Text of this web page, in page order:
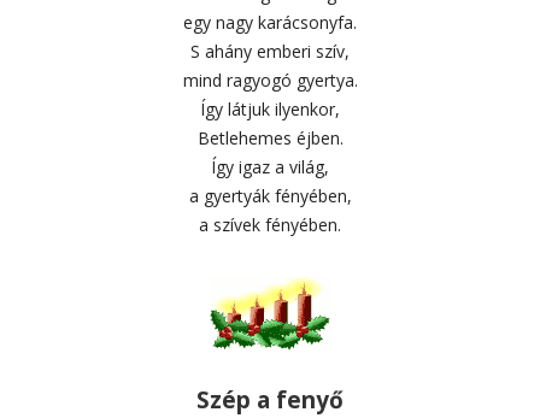
egy nagy karácsonyfa.
S ahány emberi szív,
mind ragyogó gyertya.
Így látjuk ilyenkor,
Betlehemes éjben.
Így igaz a világ,
a gyertyák fényében,
a szívek fényében.
Szép a fenyő